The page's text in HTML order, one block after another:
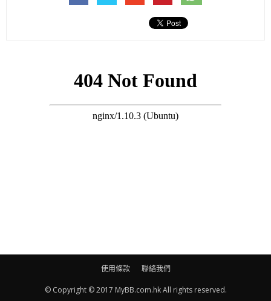
由於戲中要扮演吳鎮宇爸爸，於是要以一身老人妝示人，記者讚
他造型神似時，一貫樂觀的他笑說︰「自己大病一場後，現在扮
真，但頭上的白髮就是人手「加色」的。至於戲中會因為行動不
意坐輪椅，我覺得都啱數，這是方法演技，我有手腳麻痺嘛，遲
特技化妝來的，至於頸紋點解咁多？因為做完電療後，肌肉和皮
膚都收縮了，所以會多了皺紋，不用化。」雖然是不快事，但達
使用條款 聯絡我們
© Copyright © 2017 MyBB.com.hk All rights reserved.